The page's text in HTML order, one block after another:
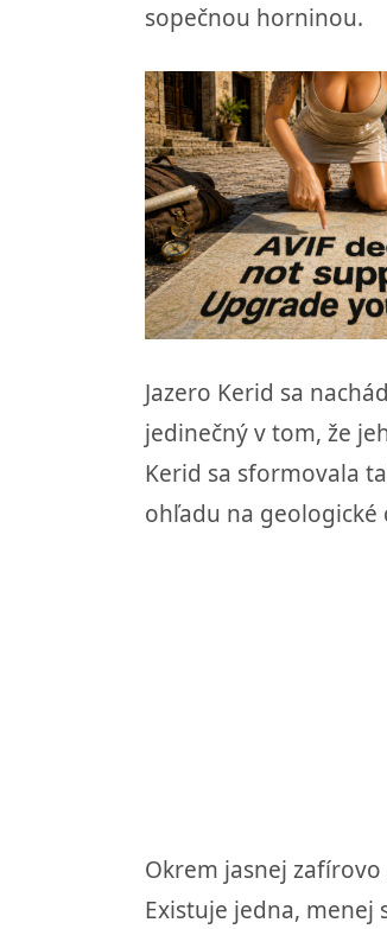
sopečnou horninou.
Jazero Kerid sa
jedinečný v tom, že
Kerid sa sformovala
ohľadu na geologické
Okrem jasnej
Existuje jedna,